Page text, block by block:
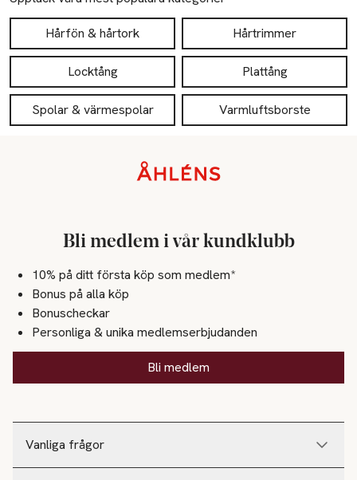
mm koncentratormunstycke ger ett snabbare luftflöde för
utslätning av lockigt och vågigt hår, kortare längder och
luggar.
• Magnetiskt bakre filter
Avtagbart magnetiskt bakre filter som är lätt att rengöra
2,5 m sladd i salongslängd
Hårfön & hårtork Hårtrimmer
Locktång Plattång
Spolar & värmespolar Varmluftsborste
Vanliga frågor
Bli medlem i vår kundklubb
10% på ditt första köp som medlem*
Bonus på alla köp
Bonuscheckar
Personliga & unika medlemserbjudanden
Bli medlem